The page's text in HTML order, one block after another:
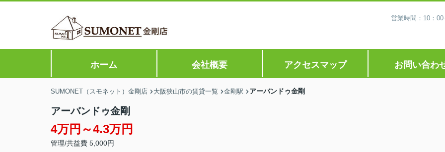
営業時間：10：
ホーム 会社概要 アクセスマップ お問い合わ
SUMONET（スモネット）金剛店 大阪狭山市の賃貸一覧 金剛駅 アーバンドゥ金剛
アーバンドゥ金剛
4万円～4.3万円
管理/共益費 5,000円